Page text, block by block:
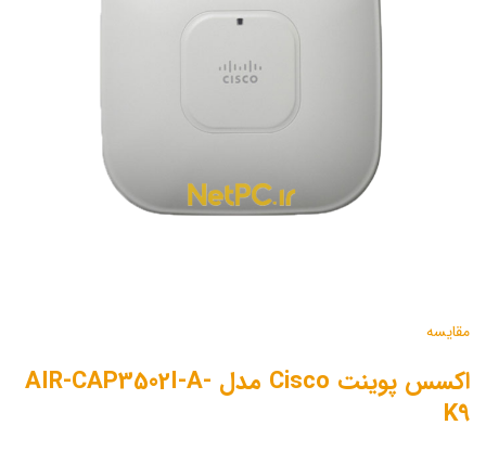
مقایسه
اکسس پوینت Cisco مدل AIR-CAP3502I-A-
K9